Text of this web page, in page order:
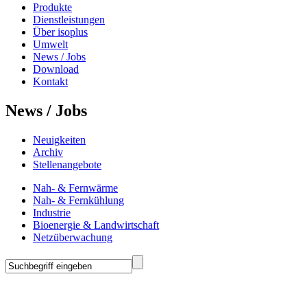
Produkte
Dienstleistungen
Über isoplus
Umwelt
News / Jobs
Download
Kontakt
News / Jobs
Neuigkeiten
Archiv
Stellenangebote
Nah- & Fernwärme
Nah- & Fernkühlung
Industrie
Bioenergie & Landwirtschaft
Netzüberwachung